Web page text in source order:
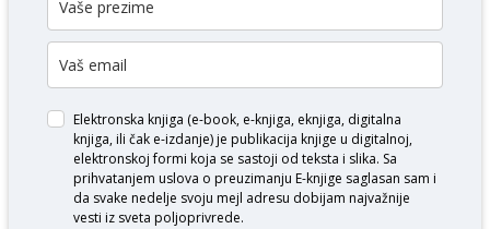
Elektronska knjiga (e-book, e-knjiga, eknjiga, digitalna
knjiga, ili čak e-izdanje) je publikacija knjige u digitalnoj,
elektronskoj formi koja se sastoji od teksta i slika. Sa
prihvatanjem uslova o preuzimanju E-knjige saglasan sam i
da svake nedelje svoju mejl adresu dobijam najvažnije
vesti iz sveta poljoprivrede.